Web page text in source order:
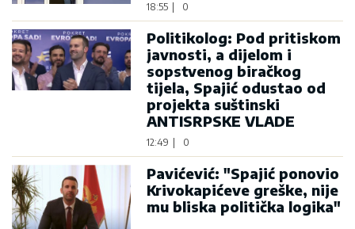
18:55 0
Politikolog: Pod pritiskom
javnosti, a dijelom i
sopstvenog biračkog
tijela, Spajić odustao od
projekta suštinski
ANTISRPSKE VLADE
12:49 0
Pavićević: "Spajić ponovio
Krivokapićeve greške, nije
mu bliska politička logika"